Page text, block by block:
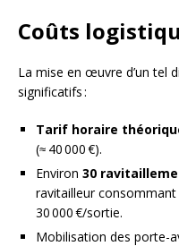
Coûts
La mise en œuvre d’un tel
significatifs :
Tarif horaire théorique
(≈ 40 000 €).
Environ 30
ravitailleur
30 000 €/sortie.
Mobilisation des porte-